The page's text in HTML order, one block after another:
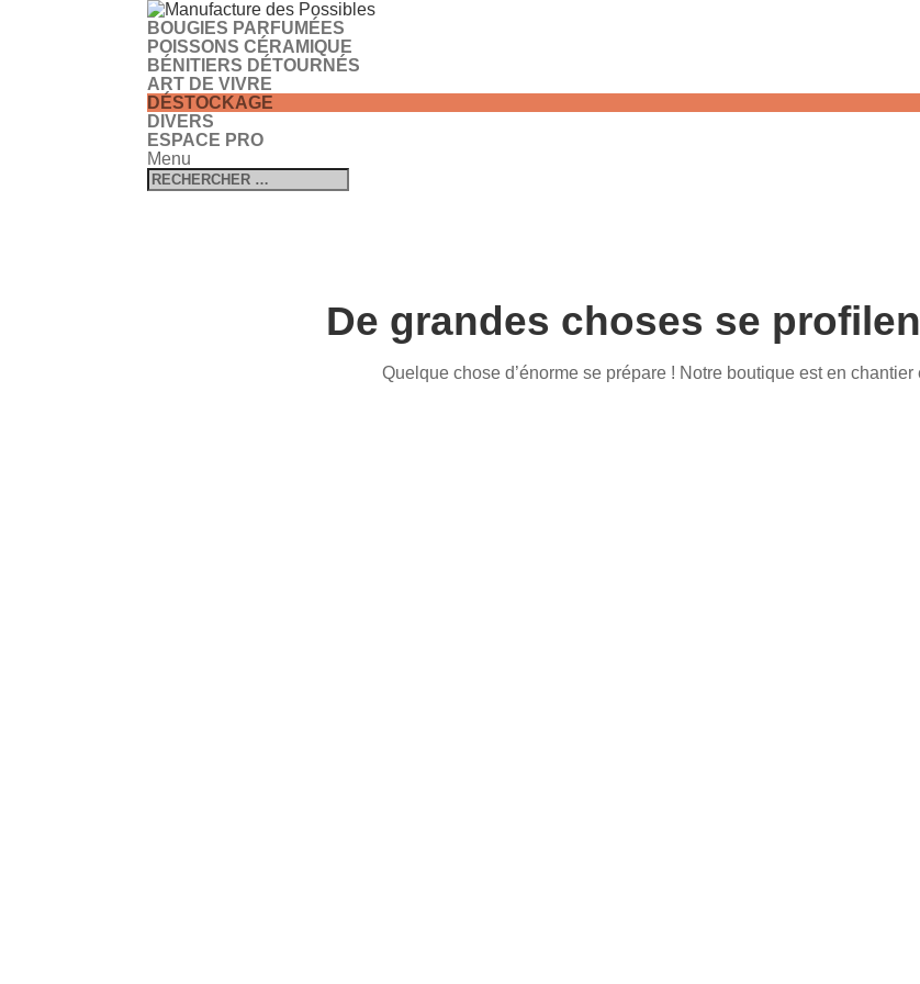
BOUGIES PARFUMÉES
POISSONS CÉRAMIQUE
BÉNITIERS DÉTOURNÉS
ART DE VIVRE
DÉSTOCKAGE
DIVERS
ESPACE PRO
Menu
De grandes choses se
Quelque chose d’énorme se prépare ! Notre boutique est en